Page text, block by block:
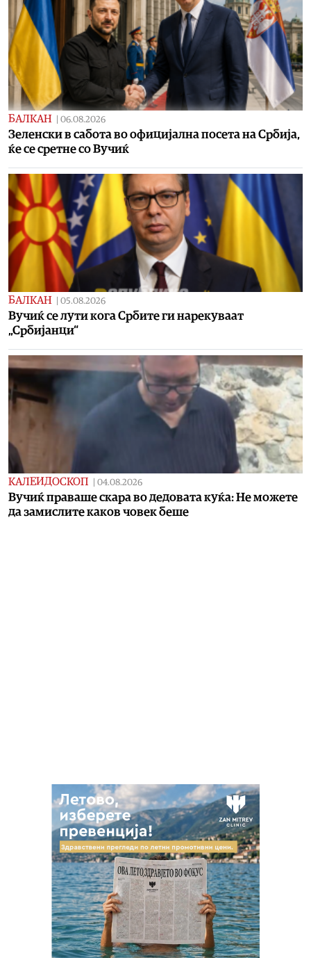
БАЛКАН 06.08.2026
Зеленски в сабота во официјална посета на Србија,
ќе се сретне со Вучиќ
БАЛКАН 05.08.2026
Вучиќ се лути кога Србите ги нарекуваат
„Србијанци“
КАЛЕИДОСКОП 04.08.2026
Вучиќ праваше скара во дедовата куќа: Не можете
да замислите каков човек беше